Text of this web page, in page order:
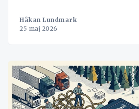
Håkan Lundmark
25 maj 2026